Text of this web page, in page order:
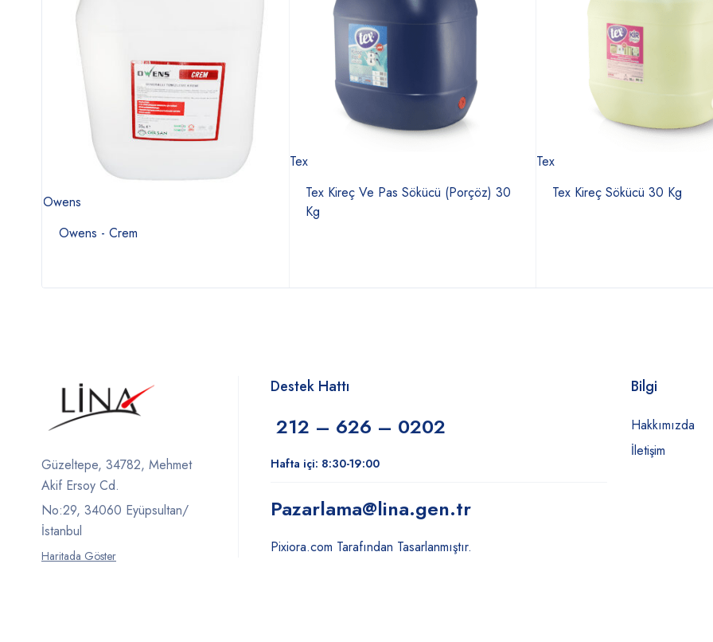
Owens
Owens - Crem
Tex
Tex Kireç Ve Pas Sökücü (Porçöz) 30
Kg
Tex
Tex Kireç Sökücü 30 Kg
Güzeltepe, 34782, Mehmet
Akif Ersoy Cd.
No:29, 34060 Eyüpsultan/
İstanbul
Haritada Göster
Destek Hattı
212 – 626 – 0202
Hafta içi: 8:30-19:00
Pazarlama@lina.gen.tr
Pixiora.com Tarafından Tasarlanmıştır.
Bilgi
Hakkımızda
İletişim